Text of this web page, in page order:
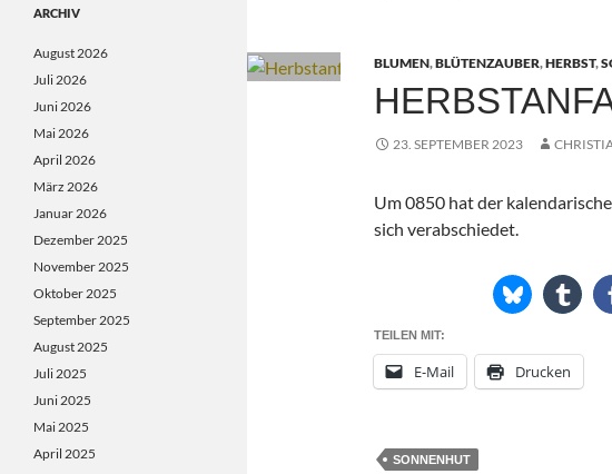
BLUMEN,BLÜTENZAUBER,HERBST,
23. SEPTEMBER 2023
Um 0850 hat der
sich verabschiedet.
TEILEN MIT:
E-Mail Drucken
SONNENHUT
ARCHIV
August 2026
Juli 2026
Juni 2026
Mai 2026
April 2026
März 2026
Januar 2026
Dezember 2025
November 2025
Oktober 2025
September 2025
August 2025
Juli 2025
Juni 2025
Mai 2025
April 2025